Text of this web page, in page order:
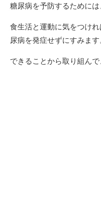
糖尿病を予防するためには
食生活と運動に気をつけ
尿病を発症せずにすみます
できることから取り組ん